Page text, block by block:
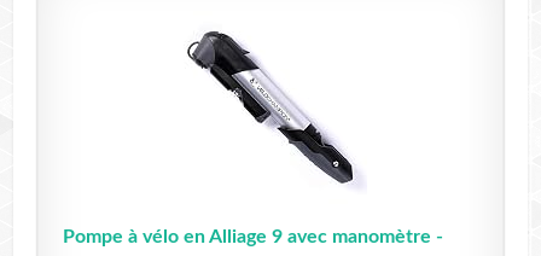
Pompe à vélo en Alliage 9 avec manomètre -